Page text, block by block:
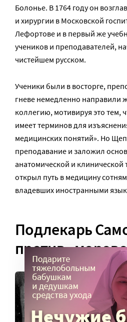
Болонье. В 1764 году он
и хирургии в Московской
Лефортове и в первый же
учеников и преподавателей,
чистейшем русском.
Ученики были в восторге,
гневе немедленно направили
коллегию, мотивируя это тем,
имеет терминов для
медицинских понятий». Но
преподавание и заложил
анатомической и клинической
открыл путь в медицину
владевших иностранными
Подлекарь
против